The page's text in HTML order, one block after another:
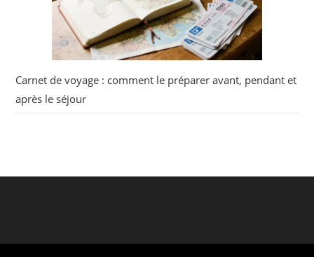
Carnet de voyage : comment le préparer avant, pendant et
après le séjour